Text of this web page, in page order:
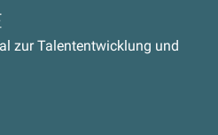
zur Talententwicklung und